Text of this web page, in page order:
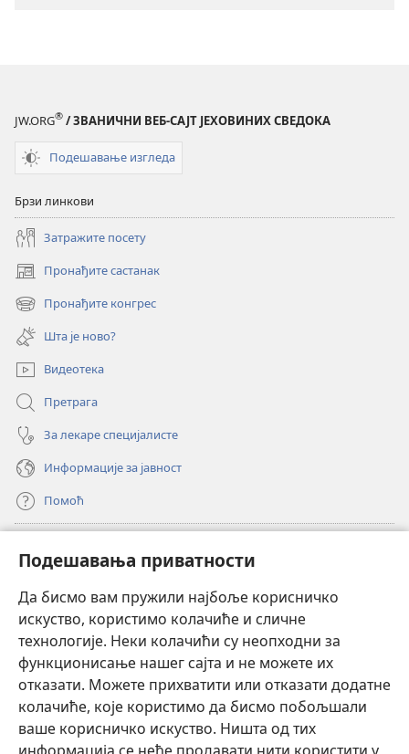
Подешавања приватности
Да бисмо вам пружили најбоље корисничко
искуство, користимо колачиће и сличне
технологије. Неки колачићи су неопходни за
функционисање нашег сајта и не можете их
отказати. Можете прихватити или отказати додатне
колачиће, које користимо да бисмо побољшали
ваше корисничко искуство. Ништа од тих
(ревидирано
(ревидирано
JW.ORG® / ЗВАНИЧНИ ВЕБ-САЈТ ЈЕХОВИНИХ СВЕДОКА
Подешавање изгледа
Брзи линкови
Затражите посету
Пронађите састанак
(отвара
нови
прозор)
Пронађите конгрес
(отвара
нови
прозор)
Шта је ново?
Видеотека
Претрага
За лекаре специјалисте
Информације за јавност
Помоћ
(отвара
нови
прозор)ОНЛАЈН БИБЛИОТЕКА Watchtower
(отвара
нови
прозор)JW Hub®
(отвара
нови
прозор)JW Library
Watchtower Library ®